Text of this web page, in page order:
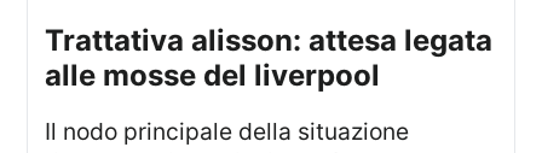
trattativa alisson: attesa legata
alle mosse del liverpool
Il nodo principale della situazione